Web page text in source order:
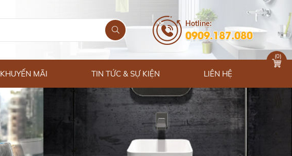
Hotline:
0909.187.080
KHUYẾN MÃI TIN TỨC & SỰ KIỆN LIÊN HỆ
(0)